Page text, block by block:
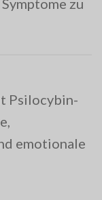
zu
Psilocybin-
emotionale